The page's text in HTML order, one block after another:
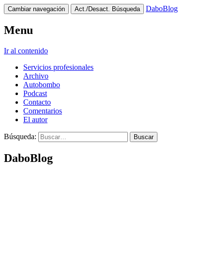
Cambiar navegación Act./Desact. Búsqueda DaboBlog
Menu
Ir al contenido
Servicios profesionales
Archivo
Autobombo
Podcast
Contacto
Comentarios
El autor
Búsqueda:
DaboBlog